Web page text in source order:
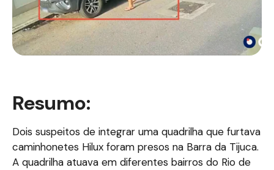
Resumo:
Dois suspeitos de integrar uma quadrilha que furtava
caminhonetes Hilux foram presos na Barra da Tijuca.
A quadrilha atuava em diferentes bairros do Rio de